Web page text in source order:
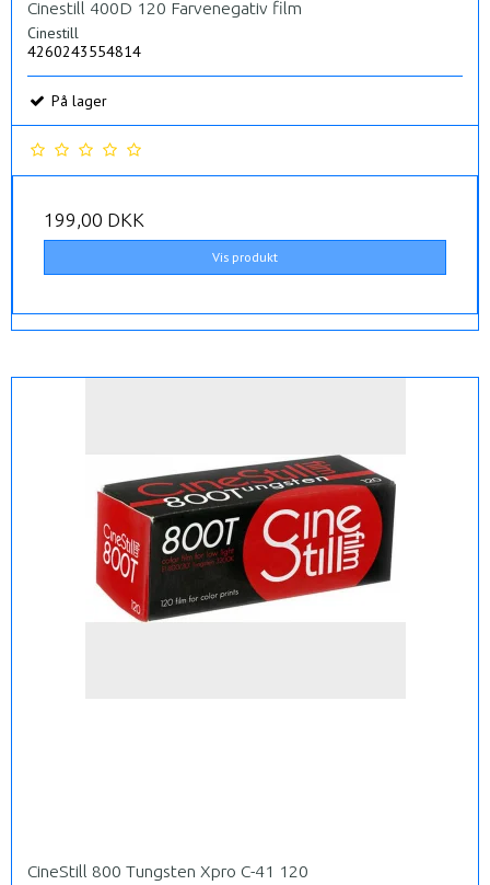
Cinestill 400D 120 Farvenegativ film
Cinestill
4260243554814
På lager
199,00 DKK
Vis produkt
CineStill 800 Tungsten Xpro C-41 120